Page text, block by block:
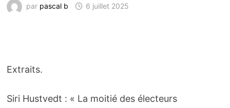
par pascal b 6 juillet 2025
Extraits.
Siri Hustvedt : « La moitié des électeurs